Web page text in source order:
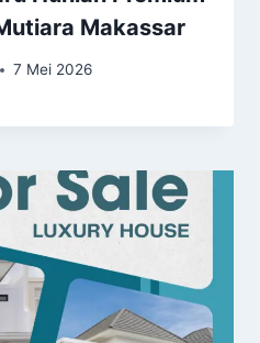
Makassar
7 Mei 2026